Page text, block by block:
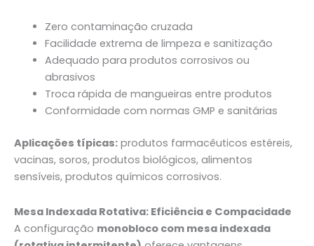
Zero contaminação cruzada
Facilidade extrema de limpeza e sanitização
Adequado para produtos corrosivos ou
abrasivos
Troca rápida de mangueiras entre produtos
Conformidade com normas GMP e sanitárias
Aplicações típicas: produtos farmacêuticos estéreis,
vacinas, soros, produtos biológicos, alimentos
sensíveis, produtos químicos corrosivos.
Mesa Indexada Rotativa: Eficiência e Compacidade
A configuração monobloco com mesa indexada